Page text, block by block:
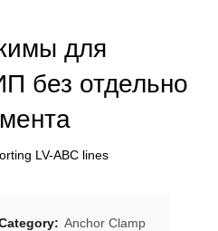
для
без отдельно
LV-ABC lines
Anchor Clamp